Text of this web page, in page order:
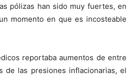
pólizas han sido muy fuertes, en
momento en que es incosteable
reportaba aumentos de entre
de las presiones inflacionarias, el